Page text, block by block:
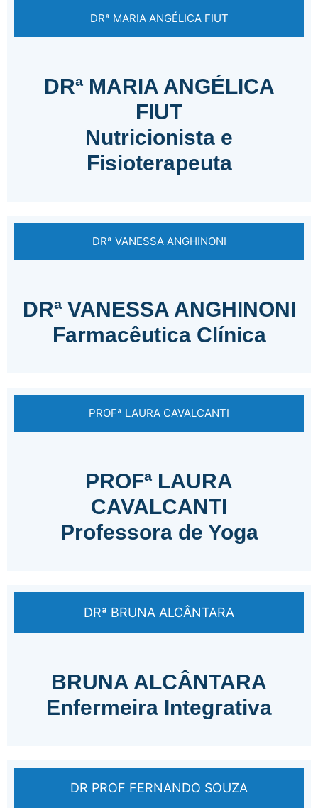
DRª MARIA ANGÉLICA FIUT
DRª MARIA ANGÉLICA
FIUT
Nutricionista e
Fisioterapeuta
DRª VANESSA ANGHINONI
DRª VANESSA ANGHINONI
Farmacêutica Clínica
PROFª LAURA CAVALCANTI
PROFª LAURA
CAVALCANTI
Professora de Yoga
DRª BRUNA ALCÂNTARA
BRUNA ALCÂNTARA
Enfermeira Integrativa
DR PROF FERNANDO SOUZA